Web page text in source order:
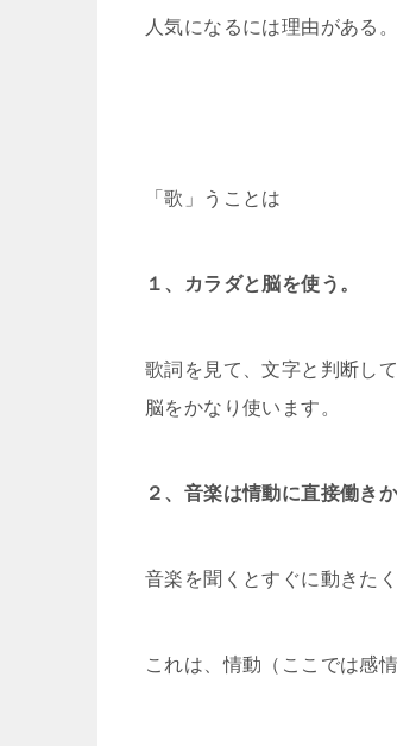
人気になるには理由がある。
「歌」うことは
１、カラダと脳を使う。
歌詞を見て、文字と判断し
脳をかなり使います。
２、音楽は情動に直接働き
音楽を聞くとすぐに動きた
これは、情動（ここでは感